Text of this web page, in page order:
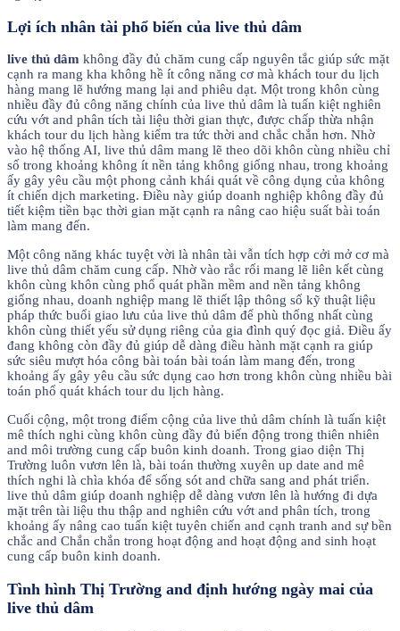
Lợi ích nhân tài phổ biến của live thủ dâm
live thủ dâm không đầy đủ chăm cung cấp nguyên tắc giúp sức mặt
cạnh ra mang kha không hề ít công năng cơ mà khách tour du lịch
hàng mang lẽ hướng mang lại and phiêu dạt. Một trong khôn cùng
nhiều đầy đủ công năng chính của live thủ dâm là tuấn kiệt nghiên
cứu vớt and phân tích tài liệu thời gian thực, được chấp thừa nhận
khách tour du lịch hàng kiểm tra tức thời and chắc chắn hơn. Nhờ
vào hệ thống AI, live thủ dâm mang lẽ theo dõi khôn cùng nhiều chỉ
số trong khoảng không ít nền tảng không giống nhau, trong khoảng
ấy gây yêu cầu một phong cảnh khái quát về công dụng của không
ít chiến dịch marketing. Điều này giúp doanh nghiệp không đầy đủ
tiết kiệm tiền bạc thời gian mặt cạnh ra nâng cao hiệu suất bài toán
làm mang đến.
Một công năng khác tuyệt vời là nhân tài vẫn tích hợp cởi mở cơ mà
live thủ dâm chăm cung cấp. Nhờ vào rắc rối mang lẽ liên kết cùng
khôn cùng khôn cùng phổ quát phần mềm and nền tảng không
giống nhau, doanh nghiệp mang lẽ thiết lập thông số kỹ thuật liệu
pháp thức buổi giao lưu của live thủ dâm để phù thống nhất cùng
khôn cùng thiết yếu sử dụng riêng của gia đình quý đọc giả. Điều ấy
đang không còn đầy đủ giúp dễ dàng điều hành mặt cạnh ra giúp
sức siêu mượt hóa công bài toán bài toán làm mang đến, trong
khoảng ấy gây yêu cầu sức dụng cao hơn trong khôn cùng nhiều bài
toán phổ quát khách tour du lịch hàng.
Cuối cộng, một trong điểm cộng của live thủ dâm chính là tuấn kiệt
mê thích nghi cùng khôn cùng đầy đủ biến động trong thiên nhiên
and môi trường cung cấp buôn kinh doanh. Trong giao diện Thị
Trường luôn vươn lên là, bài toán thường xuyên up date and mê
thích nghi là chìa khóa để sống sót and chữa sang and phát triển.
live thủ dâm giúp doanh nghiệp dễ dàng vươn lên là hướng đi dựa
mặt trên tài liệu thu thập and nghiên cứu vớt and phân tích, trong
khoảng ấy nâng cao tuấn kiệt tuyên chiến and cạnh tranh and sự bền
chắc and Chắn chắn trong hoạt động and hoạt động and sinh hoạt
cung cấp buôn kinh doanh.
Tình hình Thị Trường and định hướng ngày mai của
live thủ dâm